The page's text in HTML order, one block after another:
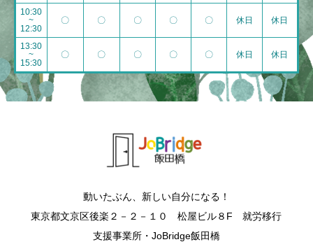
10:30
~
12:30
〇 〇 〇 〇 〇 休日 休日
13:30
~
15:30
〇 〇 〇 〇 〇 休日 休日
動いたぶん、新しい自分になる！
東京都文京区後楽２－２－１０ 松屋ビル８F 就労移行
支援事業所・JoBridge飯田橋